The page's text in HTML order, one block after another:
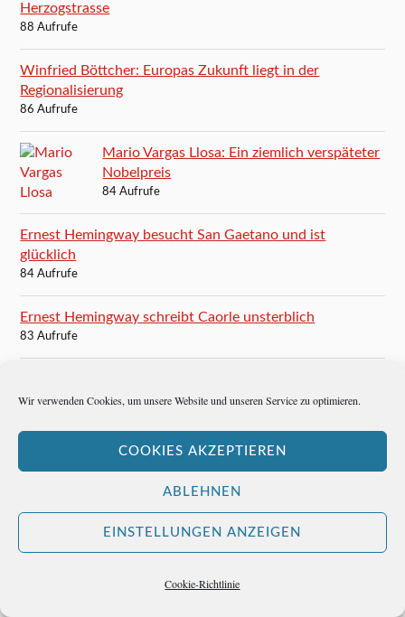
Wir verwenden Cookies, um unsere Website und unseren Service zu optimieren.
COOKIES AKZEPTIEREN
ABLEHNEN
EINSTELLUNGEN ANZEIGEN
Cookie-Richtlinie
Herzogstrasse
88 Aufrufe
Winfried Böttcher: Europas Zukunft liegt in der
Regionalisierung
86 Aufrufe
Mario Vargas Llosa: Ein ziemlich verspäteter
Nobelpreis
84 Aufrufe
Ernest Hemingway besucht San Gaetano und ist
glücklich
84 Aufrufe
Ernest Hemingway schreibt Caorle unsterblich
83 Aufrufe
82 Aufrufe